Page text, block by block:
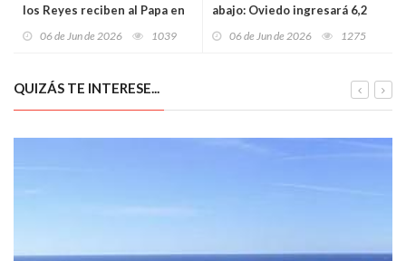
los Reyes reciben al Papa en
06 de Jun de 2026 1039
abajo: Oviedo ingresará 6,2
06 de Jun de 2026 1275
QUIZÁS TE INTERESE...